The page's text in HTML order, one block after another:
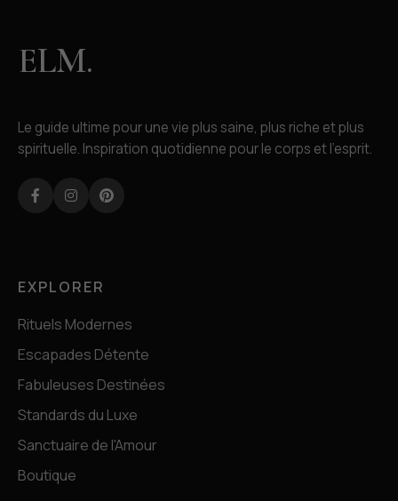
ELM.
Le guide ultime pour une vie plus saine, plus riche et plus
spirituelle. Inspiration quotidienne pour le corps et l'esprit.
Facebook
InstagramPinterest
EXPLORER
Rituels Modernes
Escapades Détente
Fabuleuses Destinées
Standards du Luxe
Sanctuaire de l'Amour
Boutique